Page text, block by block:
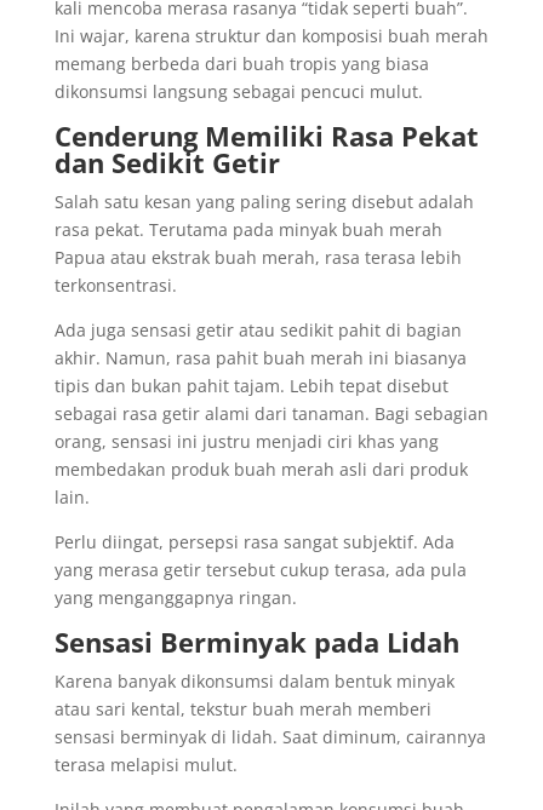
kali mencoba merasa rasanya “tidak seperti buah”.
Ini wajar, karena struktur dan komposisi buah merah
memang berbeda dari buah tropis yang biasa
dikonsumsi langsung sebagai pencuci mulut.
Cenderung Memiliki Rasa Pekat
dan Sedikit Getir
Salah satu kesan yang paling sering disebut adalah
rasa pekat. Terutama pada minyak buah merah
Papua atau ekstrak buah merah, rasa terasa lebih
terkonsentrasi.
Ada juga sensasi getir atau sedikit pahit di bagian
akhir. Namun, rasa pahit buah merah ini biasanya
tipis dan bukan pahit tajam. Lebih tepat disebut
sebagai rasa getir alami dari tanaman. Bagi sebagian
orang, sensasi ini justru menjadi ciri khas yang
membedakan produk buah merah asli dari produk
lain.
Perlu diingat, persepsi rasa sangat subjektif. Ada
yang merasa getir tersebut cukup terasa, ada pula
yang menganggapnya ringan.
Sensasi Berminyak pada Lidah
Karena banyak dikonsumsi dalam bentuk minyak
atau sari kental, tekstur buah merah memberi
sensasi berminyak di lidah. Saat diminum, cairannya
terasa melapisi mulut.